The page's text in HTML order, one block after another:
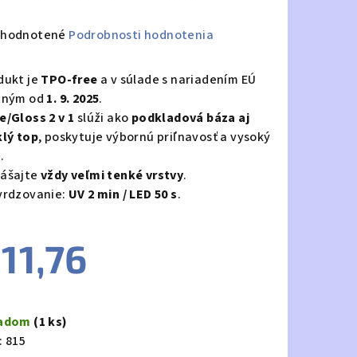
Podrobnosti hodnotenia
je TPO-free a v súlade s nariadením EÚ
od 1. 9. 2025.
Gloss 2 v 1 slúži ako podkladová báza aj
top, poskytuje výbornú priľnavosť a vysoký
vždy veľmi tenké vrstvy.
UV 2 min / LED 50 s.
(1 ks)
815